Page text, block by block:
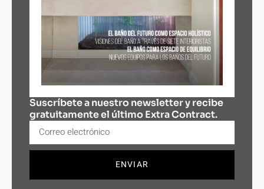
Suscríbete a nuestro newsletter y recibe
gratuitamente el último Extra Contract.
ENVIAR